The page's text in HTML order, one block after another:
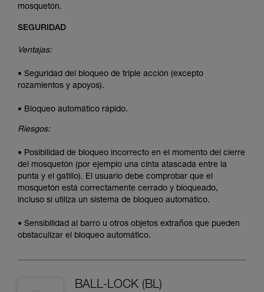
mosquetón.
SEGURIDAD
Ventajas:
• Seguridad del bloqueo de triple acción (excepto
rozamientos y apoyos).
• Bloqueo automático rápido.
Riesgos:
• Posibilidad de bloqueo incorrecto en el momento del cierre
del mosquetón (por ejemplo una cinta atascada entre la
punta y el gatillo). El usuario debe comprobar que el
mosquetón está correctamente cerrado y bloqueado,
incluso si utiliza un sistema de bloqueo automático.
• Sensibilidad al barro u otros objetos extraños que pueden
obstaculizar el bloqueo automático.
BALL-LOCK (BL)